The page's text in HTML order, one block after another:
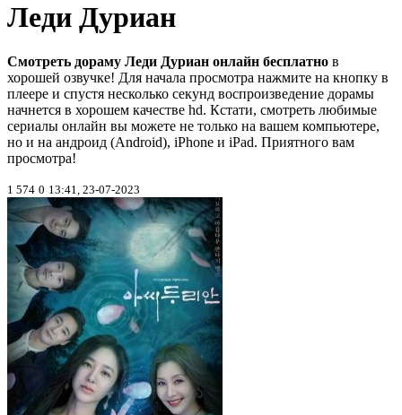
Леди Дуриан
Смотреть дораму Леди Дуриан онлайн бесплатно в
хорошей озвучке! Для начала просмотра нажмите на кнопку в
плеере и спустя несколько секунд воспроизведение дорамы
начнется в хорошем качестве hd. Кстати, смотреть любимые
сериалы онлайн вы можете не только на вашем компьютере,
но и на андроид (Android), iPhone и iPad. Приятного вам
просмотра!
1 574 0 13:41, 23-07-2023